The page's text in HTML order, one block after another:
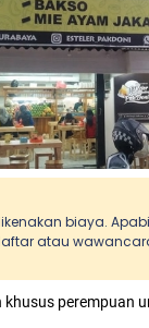
biaya.
atau
perempuan